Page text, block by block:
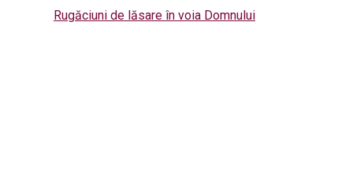
Rugăciuni de lăsare în voia Domnului